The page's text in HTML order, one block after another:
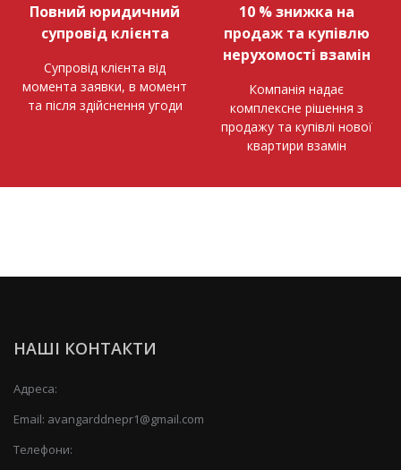
Повний юридичний
супровід клієнта
Супровід клієнта від
момента заявки, в момент
та після здійснення угоди
10 % знижка на
продаж та купівлю
нерухомості взамін
Компанія надає
комплексне рішення з
продажу та купівлі нової
квартири взамін
НАШІ КОНТАКТИ
Адреса:
Email: avangarddnepr1@gmail.com
Телефони: